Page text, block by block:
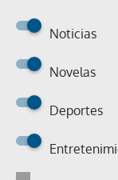
Noticias
Novelas
Deportes